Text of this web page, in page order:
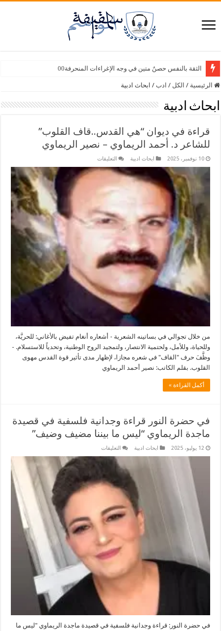
سبع أصابع – وسيلة أمين سامي
الرئيسية / الكل / ادب / ابحاث ادبية
ابحاث ادبية
قراءة في ديوان “هي القدس..قاف القلوب”
للشاعر د. أحمد الريماوي – نصير الريماوي
10 نوفمبر، 2025 ابحاث ادبية التعليقات
في
ديوان
القدس..قاف
د.
أحمد
الريماوي
–
من خلال تجوالي في بساتينه الشعرية - أشعاره أنغام تفيض بالأغاني: للحريَّة،
وللحياة، وللأمل، ولحتمية الانتصار، ولتمجيد الروح الوطنية، وتحدياً للاستسلام. -
وظَّفَ حرف "القاف" في شعره مجازا، لإظهار مدى تأثير قوة القدس مهوى
القلوب. بقلم الكاتب: نصير أحمد الريماوي
أكمل القراءة »
في حضرة النور قراءة وجدانية فلسفية في قصيدة
ماجدة الريماوي “ليس ما بيننا مضيف وضيف”
12 يوليو، 2025 ابحاث ادبية التعليقات
وجدانية
فلسفية
الريماوي
“ليس
بيننا
مضيف
وضيف”
في حضرة النور: قراءة وجدانية فلسفية في قصيدة ماجدة الريماوي "ليس ما